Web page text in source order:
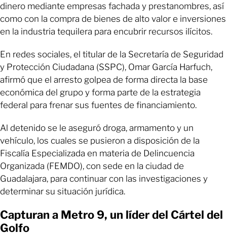
dinero mediante empresas fachada y prestanombres, así
como con la compra de bienes de alto valor e inversiones
en la industria tequilera para encubrir recursos ilícitos.
En redes sociales, el titular de la Secretaría de Seguridad
y Protección Ciudadana (SSPC), Omar García Harfuch,
afirmó que el arresto golpea de forma directa la base
económica del grupo y forma parte de la estrategia
federal para frenar sus fuentes de financiamiento.
Al detenido se le aseguró droga, armamento y un
vehículo, los cuales se pusieron a disposición de la
Fiscalía Especializada en materia de Delincuencia
Organizada (FEMDO), con sede en la ciudad de
Guadalajara, para continuar con las investigaciones y
determinar su situación jurídica.
Capturan a Metro 9, un líder del Cártel del
Golfo